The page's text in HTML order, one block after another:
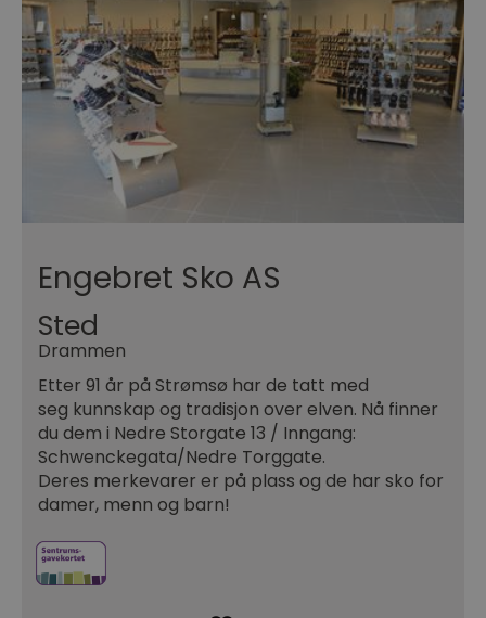
Engebret Sko AS
Sted
Drammen
Etter 91 år på Strømsø har de tatt med
seg kunnskap og tradisjon over elven. Nå finner
du dem i Nedre Storgate 13 / Inngang:
Schwenckegata/Nedre Torggate.
Deres merkevarer er på plass og de har sko for
damer, menn og barn!